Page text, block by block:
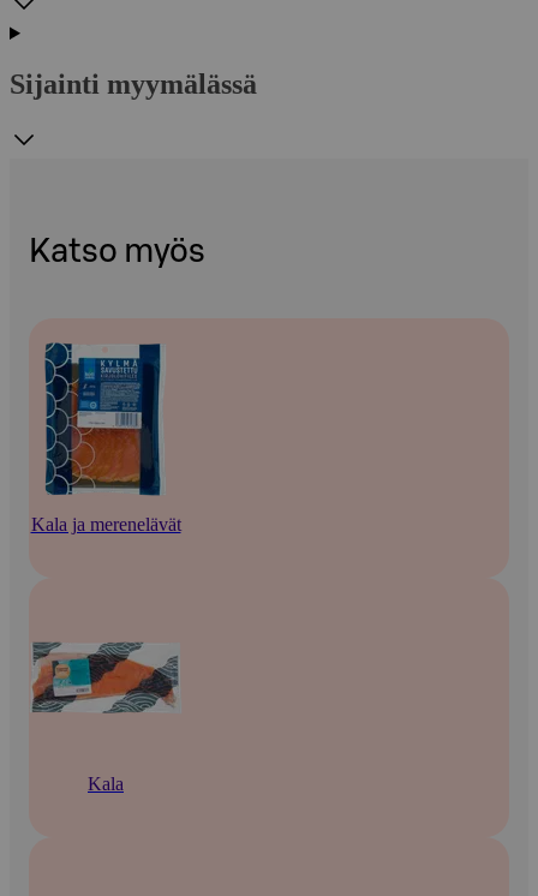
Sijainti myymälässä
Katso myös
Kala ja merenelävät
Kala